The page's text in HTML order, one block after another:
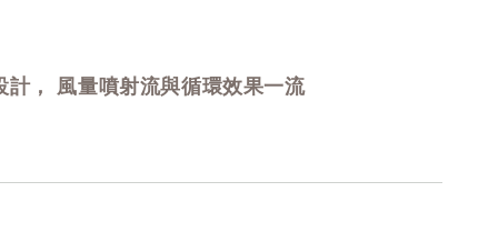
計， 風量噴射流與循環效果一流